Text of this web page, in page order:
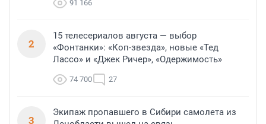
91 166
2
15 телесериалов августа — выбор
«Фонтанки»: «Коп-звезда», новые «Тед
Лассо» и «Джек Ричер», «Одержимость»
74 700 27
3
Экипаж пропавшего в Сибири самолета из